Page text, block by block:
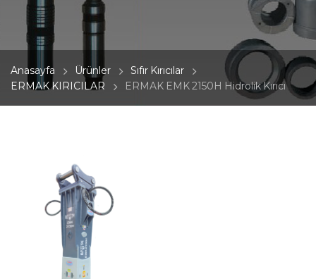
Anasayfa Ürünler
Sıfır Kırıcılar
ERMAK KIRICILAR
ERMAK EMK 2150H Hidrolik Kırıcı